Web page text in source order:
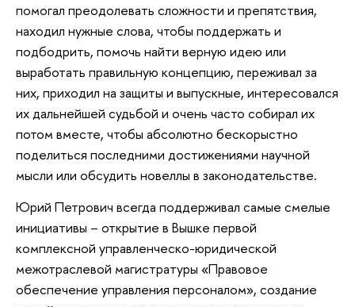
помогал преодолевать сложности и препятствия,
находил нужные слова, чтобы поддержать и
подбодрить, помочь найти верную идею или
выработать правильную концепцию, переживал за
них, приходил на защиты и выпускные, интересовался
их дальнейшей судьбой и очень часто собирал их
потом вместе, чтобы абсолютно бескорыстно
поделиться последними достижениями научной
мысли или обсудить новеллы в законодательстве.
Юрий Петрович всегда поддерживал самые смелые
инициативы – открытие в Вышке первой
комплексной управленческо-юридической
межотраслевой магистратуры «Правовое
обеспечение управления персоналом», создание